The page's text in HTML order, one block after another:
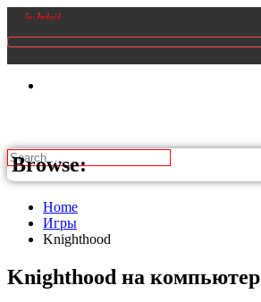
Browse:
Home
Игры
Knighthood
Knighthood на компьютер